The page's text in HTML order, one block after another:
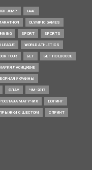
JUMP IAAF
OLYMPIC GAMES
SPORT SPORTS
LEAGUE WORLD ATHLETICS
TOUR БЕГ БЕГ ПО ШОССЕ
ЛАСИЦКЕНЕ
УКРАИНЫ
ФЛАУ ЧМ-2017
МАГУЧИХ ДОПИНГ
ПРЫЖКИ С ШЕСТОМ СПРИНТ